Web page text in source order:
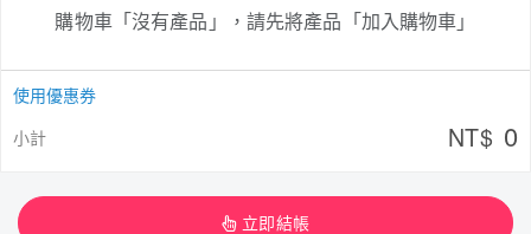
購物車「沒有產品」，請先將產品「加入購物車」
使用優惠券
小計
NT$ 0
立即結帳